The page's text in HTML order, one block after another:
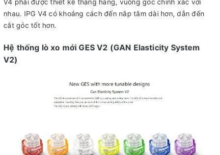
nhau. IPG V4 có khoảng cách đến nắp tâm dài hơn, dẫn đến
cắt góc tốt hơn.
Hệ thống lò xo mới GES V2 (GAN Elasticity System
V2)